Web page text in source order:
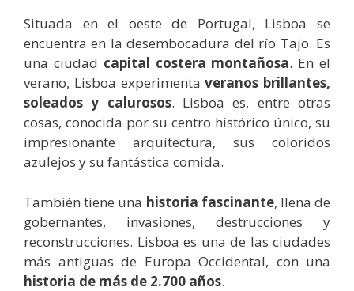
Situada en el oeste de Portugal, Lisboa se
encuentra en la desembocadura del río Tajo. Es
una ciudad capital costera montañosa. En el
verano, Lisboa experimentaveranos brillantes,
soleados y calurosos. Lisboa es, entre otras
cosas, conocida por su centro histórico único, su
impresionante arquitectura, sus coloridos
azulejos y su fantástica comida.
También tiene una historia fascinante, llena de
gobernantes, invasiones, destrucciones y
reconstrucciones. Lisboa es una de las ciudades
más antiguas de Europa Occidental, con una
historia de más de 2.700 años.